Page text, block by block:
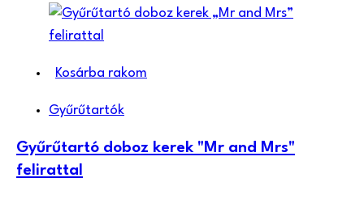
Kosárba rakom
Gyűrűtartók
Gyűrűtartó doboz kerek "Mr and Mrs"
felirattal